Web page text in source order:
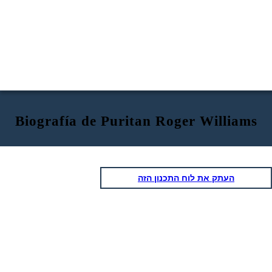
Biografía de Puritan Roger Williams
העתק את לוח התכנון הזה